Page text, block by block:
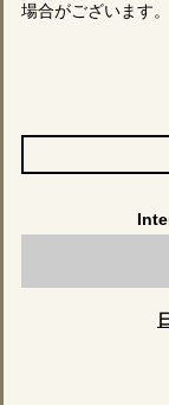
場合がございます。